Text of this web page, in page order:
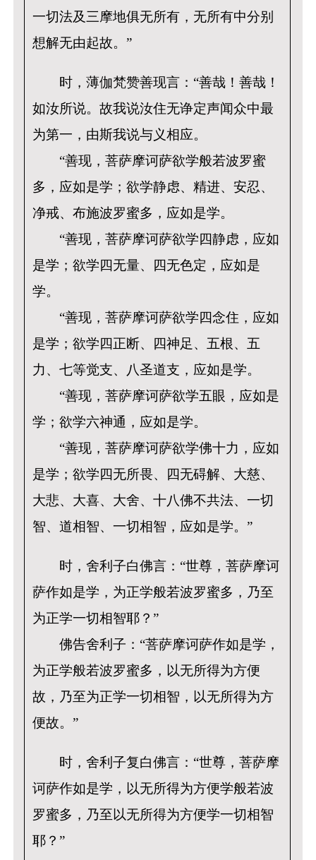
一切法及三摩地俱无所有，无所有中分别
想解无由起故。”
时，薄伽梵赞善现言：“善哉！善哉！
如汝所说。故我说汝住无诤定声闻众中最
为第一，由斯我说与义相应。
“善现，菩萨摩诃萨欲学般若波罗蜜
多，应如是学；欲学静虑、精进、安忍、
净戒、布施波罗蜜多，应如是学。
“善现，菩萨摩诃萨欲学四静虑，应如
是学；欲学四无量、四无色定，应如是
学。
“善现，菩萨摩诃萨欲学四念住，应如
是学；欲学四正断、四神足、五根、五
力、七等觉支、八圣道支，应如是学。
“善现，菩萨摩诃萨欲学五眼，应如是
学；欲学六神通，应如是学。
“善现，菩萨摩诃萨欲学佛十力，应如
是学；欲学四无所畏、四无碍解、大慈、
大悲、大喜、大舍、十八佛不共法、一切
智、道相智、一切相智，应如是学。”
时，舍利子白佛言：“世尊，菩萨摩诃
萨作如是学，为正学般若波罗蜜多，乃至
为正学一切相智耶？”
佛告舍利子：“菩萨摩诃萨作如是学，
为正学般若波罗蜜多，以无所得为方便
故，乃至为正学一切相智，以无所得为方
便故。”
时，舍利子复白佛言：“世尊，菩萨摩
诃萨作如是学，以无所得为方便学般若波
罗蜜多，乃至以无所得为方便学一切相智
耶？”